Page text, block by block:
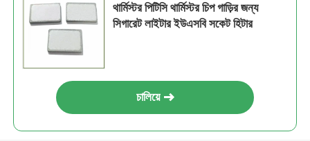
থার্মিস্টর পিটিসি থার্মিস্টর চিপ গাড়ির জন্য
সিগারেট লাইটার ইউএসবি সকেট হিটার
চালিয়ে